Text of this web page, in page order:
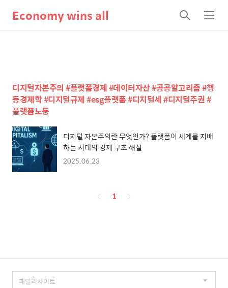
Economy wins all
검
색
메
뉴
디지털자본주의 #플랫폼경제 #데이터자산 #공공알고리즘 #행
동경제학 #디지털규제 #esg플랫폼 #디지털세 #디지털주권 #
플랫폼노동
디지털 자본주의란 무엇인가? 플랫폼이 세계를 지배
하는 시대의 경제 구조 해설
2025.06.23
페
1